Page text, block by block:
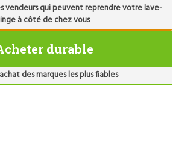
vendeurs qui peuvent reprendre votre lave-
à côté de chez vous
durable
des marques les plus fiables